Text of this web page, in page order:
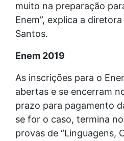
muito na preparação
Enem”, explica a
Santos.
Enem 2019
As inscrições para o
abertas e se encerram
prazo para pagamento
se for o caso, termina
provas de “Linguagens,